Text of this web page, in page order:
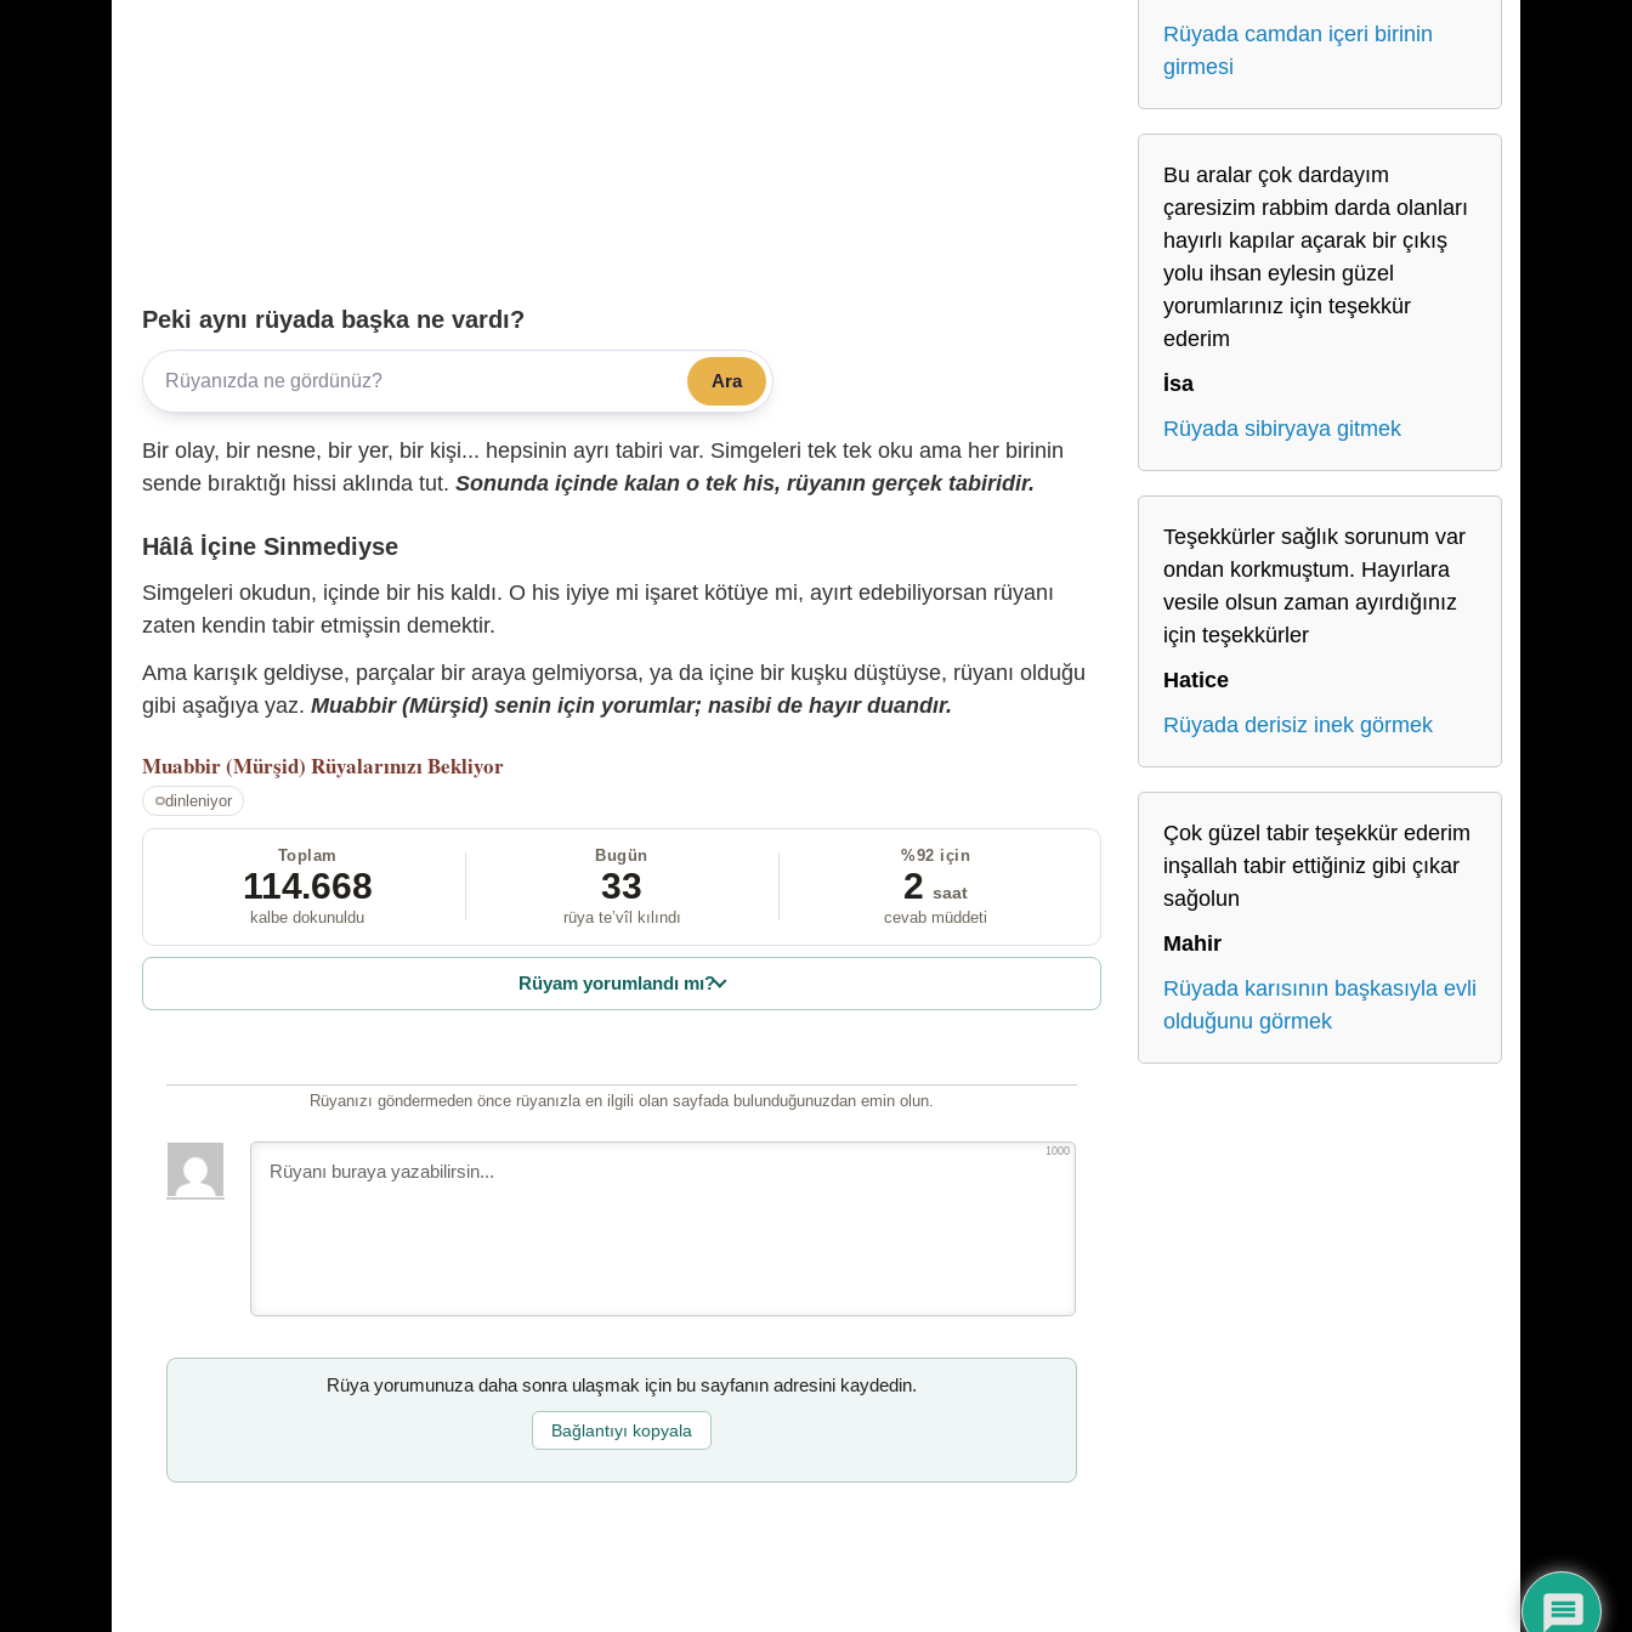
Peki aynı rüyada başka ne vardı?
Ara
Bir olay, bir nesne, bir yer, bir kişi... hepsinin ayrı tabiri var. Simgeleri tek tek oku ama her birinin
sende bıraktığı hissi aklında tut. Sonunda içinde kalan o tek his, rüyanın gerçek tabiridir.
Hâlâ İçine Sinmediyse
Simgeleri okudun, içinde bir his kaldı. O his iyiye mi işaret kötüye mi, ayırt edebiliyorsan rüyanı
zaten kendin tabir etmişsin demektir.
Ama karışık geldiyse, parçalar bir araya gelmiyorsa, ya da içine bir kuşku düştüyse, rüyanı olduğu
gibi aşağıya yaz. Muabbir (Mürşid) senin için yorumlar; nasibi de hayır duandır.
Muabbir (Mürşid) Rüyalarınızı Bekliyor
dinleniyor
Toplam
114.668
kalbe dokunuldu
Bugün
33
rüya te’vîl kılındı
%92 için
2 saat
cevab müddeti
Rüyam yorumlandı mı?
Rüyanızı göndermeden önce rüyanızla en ilgili olan sayfada bulunduğunuzdan emin olun.
1000
Rüya yorumunuza daha sonra ulaşmak için bu sayfanın adresini kaydedin.
Bağlantıyı kopyala
Rüyada camdan içeri birinin
girmesi
Bu aralar çok dardayım
çaresizim rabbim darda olanları
hayırlı kapılar açarak bir çıkış
yolu ihsan eylesin güzel
yorumlarınız için teşekkür
ederim
İsa
Rüyada sibiryaya gitmek
Teşekkürler sağlık sorunum var
ondan korkmuştum. Hayırlara
vesile olsun zaman ayırdığınız
için teşekkürler
Hatice
Rüyada derisiz inek görmek
Çok güzel tabir teşekkür ederim
inşallah tabir ettiğiniz gibi çıkar
sağolun
Mahir
Rüyada karısının başkasıyla evli
olduğunu görmek